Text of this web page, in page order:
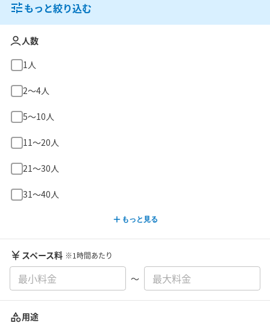
もっと絞り込む
人数
1人
2〜4人
5〜10人
11〜20人
21〜30人
31〜40人
もっと見る
スペース料 ※1時間あたり
〜
用途